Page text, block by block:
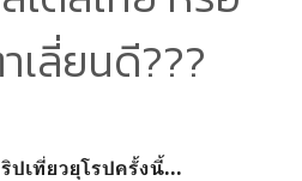
เลี่ยนดี???
เที่ยวยุโรปครั้งนี้...